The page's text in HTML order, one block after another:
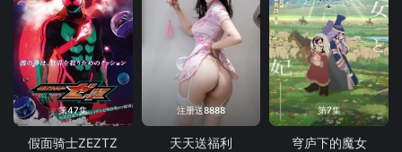
第47集
假面骑士ZEZTZ
注册送8888
天天送福利
第7集
穹庐下的魔女